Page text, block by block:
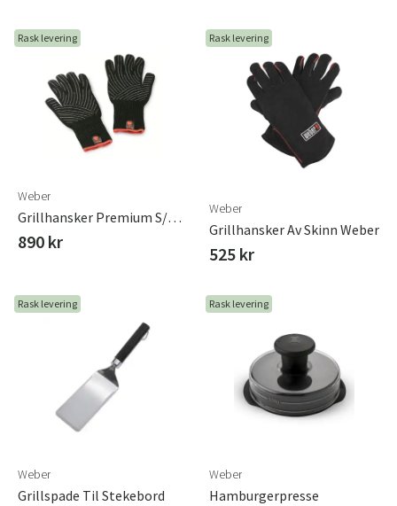
Sverige
Danmark
Rask levering
Weber
Grillhansker Premium S/M Weber
890 kr
Rask levering
Weber
Grillhansker Av Skinn Weber
525 kr
Rask levering
Weber
Grillspade Til Stekebord
Rask levering
Weber
Hamburgerpresse